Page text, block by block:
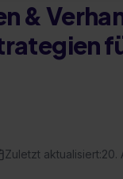
&
Zuletzt aktualisiert:20.